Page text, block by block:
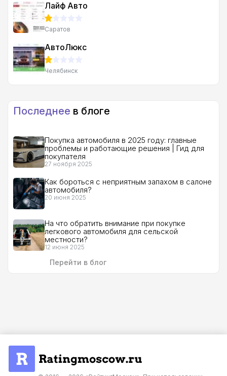
Лайф Авто
Саратов
АвтоЛюкс
Челябинск
Последнее в блоге
Покупка автомобиля в 2025 году: главные
проблемы и работающие решения | Гид для
покупателя
27 ноября 2025
Как бороться с неприятным запахом в салоне
автомобиля?
20 июня 2025
На что обратить внимание при покупке
легкового автомобиля для сельской
местности?
12 июня 2025
Перейти в блог